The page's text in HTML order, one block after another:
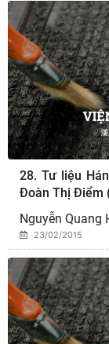
28. Tư liệu
Đoàn Thị Điểm
Nguyễn Quang
23/02/2015